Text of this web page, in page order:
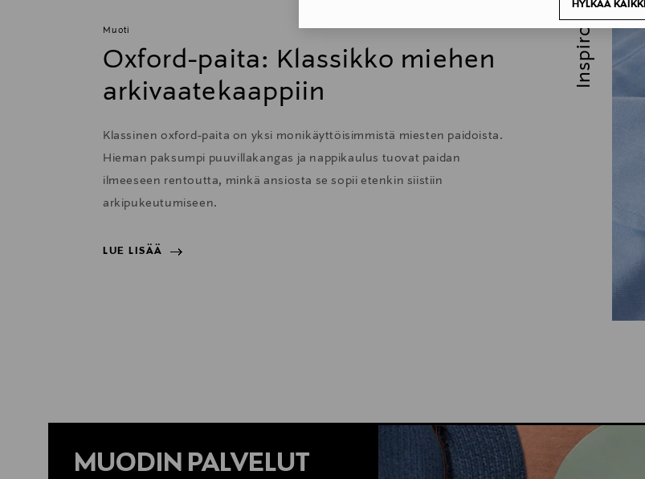
HYLKÄÄ KAIKKI
Muoti
Oxford-paita: Klassikko miehen
arkivaatekaappiin
Klassinen oxford-paita on yksi monikäyttöisimmistä miesten paidoista.
Hieman paksumpi puuvillakangas ja nappikaulus tuovat paidan
ilmeeseen rentoutta, minkä ansiosta se sopii etenkin siistiin
arkipukeutumiseen.
LUE LISÄÄ
Inspiroidu
MUODIN PALVELUT